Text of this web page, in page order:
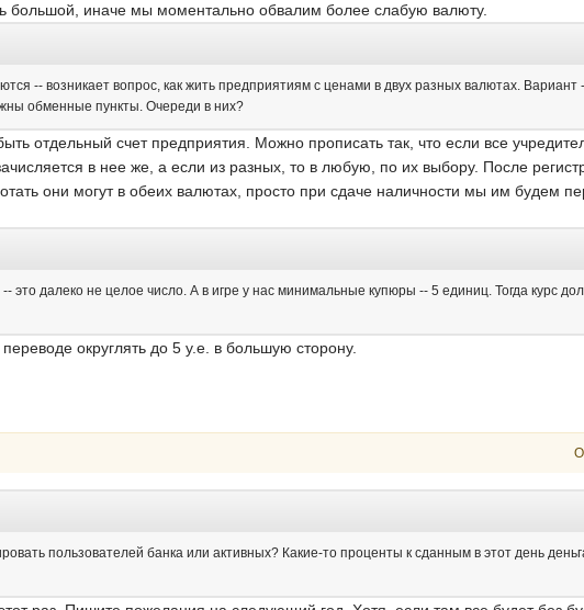
большой, иначе мы моментально обвалим более слабую валюту.
-- возникает вопрос, как жить предприятиям с ценами в двух разных валютах.
обменные пункты. Очереди в них?
отдельный счет предприятия. Можно прописать так, что если все
в нее же, а если из разных, то в любую, по их выбору. После
они могут в обеих валютах, просто при сдаче наличности мы им будем
это далеко не целое число. А в игре у нас минимальные купюры -- 5 единиц. Тогда курс
округлять до 5 у.е. в большую сторону.
пользователей банка или активных? Какие-то проценты к сданным в этот день